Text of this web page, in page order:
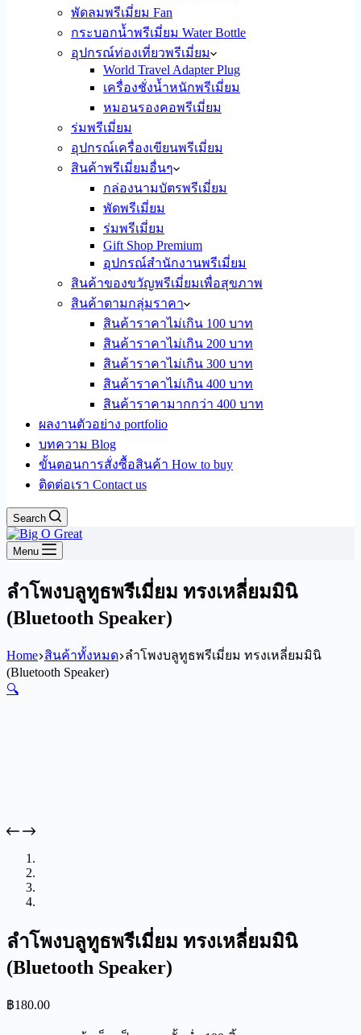
พัดลมพรีเมี่ยม Fan
กระบอกน้ำพรีเมี่ยม Water Bottle
อุปกรณ์ท่องเที่ยวพรีเมี่ยม
World Travel Adapter Plug
เครื่องชั่งน้ำหนักพรีเมี่ยม
หมอนรองคอพรีเมี่ยม
ร่มพรีเมี่ยม
อุปกรณ์เครื่องเขียนพรีเมี่ยม
สินค้าพรีเมี่ยมอื่นๆ
กล่องนามบัตรพรีเมี่ยม
พัดพรีเมี่ยม
ร่มพรีเมี่ยม
Gift Shop Premium
อุปกรณ์สำนักงานพรีเมี่ยม
สินค้าของขวัญพรีเมี่ยมเพื่อสุขภาพ
สินค้าตามกลุ่มราคา
สินค้าราคาไม่เกิน 100 บาท
สินค้าราคาไม่เกิน 200 บาท
สินค้าราคาไม่เกิน 300 บาท
สินค้าราคาไม่เกิน 400 บาท
สินค้าราคามากกว่า 400 บาท
ผลงานตัวอย่าง portfolio
บทความ Blog
ขั้นตอนการสั่งซื้อสินค้า How to buy
ติดต่อเรา Contact us
Search
Menu
ลำโพงบลูทูธพรีเมี่ยม ทรงเหลี่ยมมินิ
(Bluetooth Speaker)
Home สินค้าทั้งหมด ลำโพงบลูทูธพรีเมี่ยม ทรงเหลี่ยมมินิ
(Bluetooth Speaker)
🔍
ลำโพงบลูทูธพรีเมี่ยม ทรงเหลี่ยมมินิ
(Bluetooth Speaker)
฿180.00